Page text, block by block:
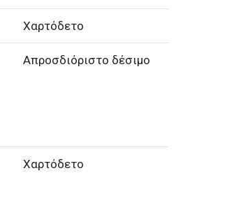
Χαρτόδετο
Απροσδιόριστο δέσιμο
Χαρτόδετο